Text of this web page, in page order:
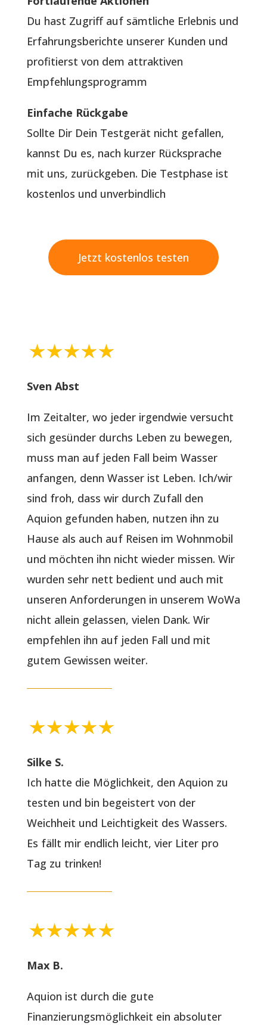
Du hast Zugriff auf sämtliche Erlebnis und
Erfahrungsberichte unserer Kunden und
profitierst von dem attraktiven
Empfehlungsprogramm
Einfache Rückgabe
Sollte Dir Dein Testgerät nicht gefallen,
kannst Du es, nach kurzer Rücksprache
mit uns, zurückgeben. Die Testphase ist
kostenlos und unverbindlich
Jetzt kostenlos testen
Sven Abst
Im Zeitalter, wo jeder irgendwie versucht
sich gesünder durchs Leben zu bewegen,
muss man auf jeden Fall beim Wasser
anfangen, denn Wasser ist Leben. Ich/wir
sind froh, dass wir durch Zufall den
Aquion gefunden haben, nutzen ihn zu
Hause als auch auf Reisen im Wohnmobil
und möchten ihn nicht wieder missen. Wir
wurden sehr nett bedient und auch mit
unseren Anforderungen in unserem WoWa
nicht allein gelassen, vielen Dank. Wir
empfehlen ihn auf jeden Fall und mit
gutem Gewissen weiter.
Silke S.
Ich hatte die Möglichkeit, den Aquion zu
testen und bin begeistert von der
Weichheit und Leichtigkeit des Wassers.
Es fällt mir endlich leicht, vier Liter pro
Tag zu trinken!
Max B.
Aquion ist durch die gute
Finanzierungsmöglichkeit ein absoluter